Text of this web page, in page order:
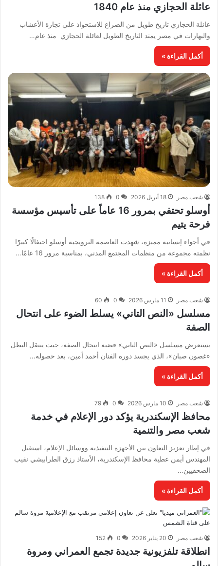
عائلة الحجازي منذ عام 1840
عائلة الحجازي تاريخ طويل من الصراع للاستحواذ علي تجارة الأعشاب
والبهارات في مصر يمتد التاريخ الطويل لعائلة الحجازي منذ عام…
أكمل القراءة »
شعب مصر 18 أبريل 2026 0
138
أوسلو تحتفي بمرور 16 عاماً على تأسيس مؤسسة
فرحة يتيم
في أجواء إنسانية مميزة، شهدت العاصمة النرويجية أوسلو احتفالًا كبيرًًا
نظمته مجموعة من منظمات المجتمع المدني، بمناسبة مرور 16 عامًا…
أكمل القراءة »
شعب مصر 11 مارس 2026 0
60
مسلسل «النص التاني» يسلط الضوء على انتحال
الصفة
يستعرض مسلسل «النص التاني» قضية انتحال الصفة، حيث ينتقل البطل
«غصون صبان»، الذي يجسد دوره الفنان أحمد أمين، بعد حصوله…
أكمل القراءة »
شعب مصر 10 مارس 2026 0
79
محافظ الإسكندرية يؤكد دور الإعلام في خدمة
شعب مصر والتنمية
في إطار تعزيز التعاون بين الأجهزة التنفيذية ووسائل الإعلام، استقبل
المهندس أيمن عطية محافظ الإسكندرية، الأستاذ رزق الطرابيشي نقيب
الصحفيين…
أكمل القراءة »
شعب مصر 20 يناير 2026 0
152
انطلاقة تلفزيونية جديدة تجمع العمراني ومروة